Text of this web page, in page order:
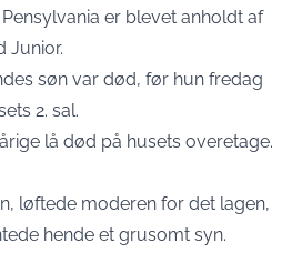
er blevet anholdt af
Junior.
søn var død, før hun fredag
2. sal.
lå død på husets overetage.
løftede moderen for det lagen,
hende et grusomt syn.